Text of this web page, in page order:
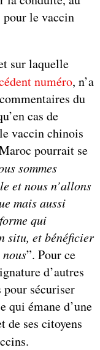
pour le vaccin
sur laquelle
numéro, n’a
du
cas de
vaccin chinois
pourrait se
sommes
et nous n’allons
mais aussi
qui
situ, et bénéficier
”. Pour ce
d’autres
pour sécuriser
qui émane d’une
de ses citoyens